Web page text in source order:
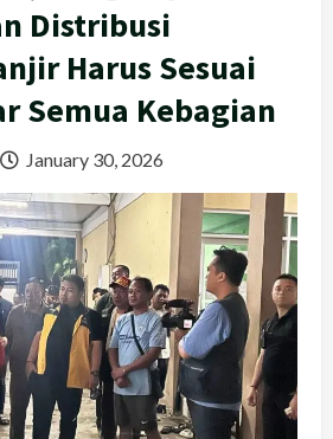
Distribusi
Harus Sesuai
Semua Kebagian
January 30, 2026